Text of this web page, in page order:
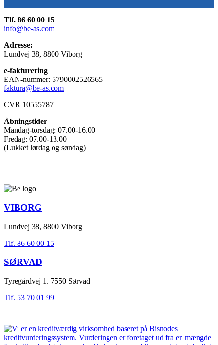
Tlf. 86 60 00 15
info@be-as.com
Adresse:
Lundvej 38, 8800 Viborg
e-fakturering
EAN-nummer: 5790002526565
faktura@be-as.com
CVR 10555787
Åbningstider
Mandag-torsdag: 07.00-16.00
Fredag: 07.00-13.00
(Lukket lørdag og søndag)
VIBORG
Lundvej 38, 8800 Viborg
Tlf. 86 60 00 15
SØRVAD
Tyregårdvej 1, 7550 Sørvad
Tlf. 53 70 01 99